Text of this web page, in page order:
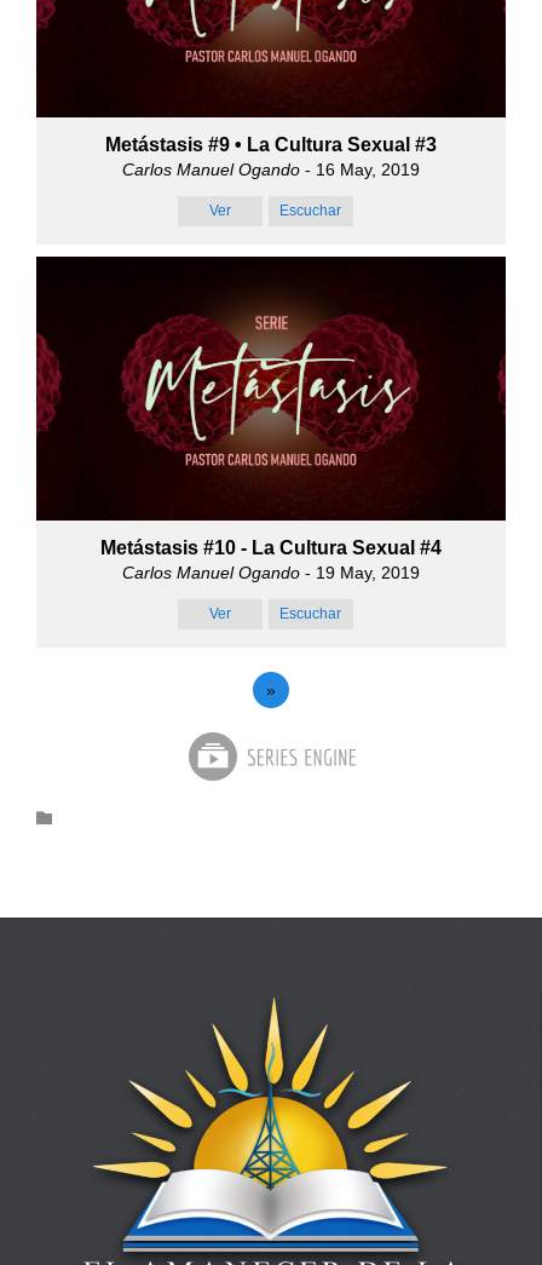
Metástasis #9 • La Cultura Sexual #3
Carlos Manuel Ogando - 16 May, 2019
Ver Escuchar
Metástasis #10 - La Cultura Sexual #4
Carlos Manuel Ogando - 19 May, 2019
Ver Escuchar
»
